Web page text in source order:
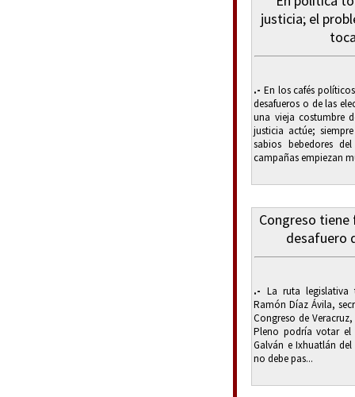
justicia; el
.- En los cafés
desafueros o de las
una vieja costumbre
justicia actúe;
sabios bebedores
campañas empiezan
Congreso tiene
desafuero
.- La ruta legislativa
Ramón Díaz Ávila,
Congreso de
Pleno podría votar el
Galván e Ixhuatlán
no debe pas...